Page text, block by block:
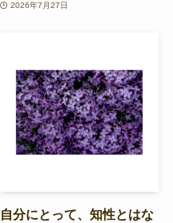
2026年7月27日
自分にとって、知性とはな